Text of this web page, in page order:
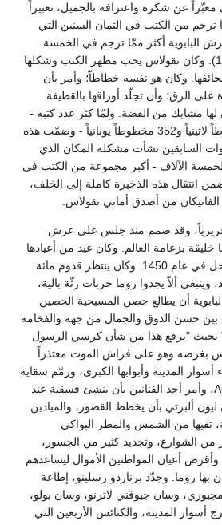
مانتي معبّراً عن شكره واعترافه بالجميل، تعبيراً
ترجم من الكتب في الثمان السنين التي
البابوية أكثر ممّا ترجم في الخمسة
القرون السابقة بأجمعها(15). وكان نقولاس يحب مظهر الكتب وشكلها
وكان هو نفسه خطاطاّ؛ وأمر بأن
على الرق؛ وأن تجلّد أوراقها بالقطيفة
لها مشابك من الفضة. ولمّا كثر عدد كتبه -
حتى بلغ أخيراً 824 مخطوطاً لاتينياً و352 مخطوطاً يونانياً - وضمّت هذه
السابقين نشأت مشكلة المكان الذي
الآلاف - أكبر مجموعة من الكتب في
انتقال هذه الذخيرة كاملة إلى الخلف،
من أصدق أماني نقولاس.
تحريرياً، وقد صمم منذ جلس على عرش
خليقة بزعامة العالم. وكان عيد من أعيادها
قد اقترب موعده إذ كان يحل في عام 1450. وكان ينتظر قدوم مائة
وينبغي ألاّ يجدوا روما خربات رثّة بالية،
أن يطالع حصن المسيحية الحصين
بين حسن الذوق والجمال من جهة والفخامة
بحيث "يرفع هذا من شأن كرسي الرسول
بغرضه وهو على فراش الموت معتذراً
المدينة وأبوابها الكبرى، ورمّم سقاية
ماء فرجيني Aqua Vergine، وأمر أحد الفنانين بأن ينشئ فسقية عند
ليون ألبرتي بأن يخطط القصور، والميادين
تقيها من الشمس والمطر البواكي
الشوارع، وتجديد كثير من الجسور،
أعيان المواطنين الأموال ليساعدهم
بها روما. وجدّد برناردو رسلينو، إطاعة
مجبوري، وسان جيوفني لاترنو، وسان بولو،
أسوار المدينة، والكنائس الأربعين التي